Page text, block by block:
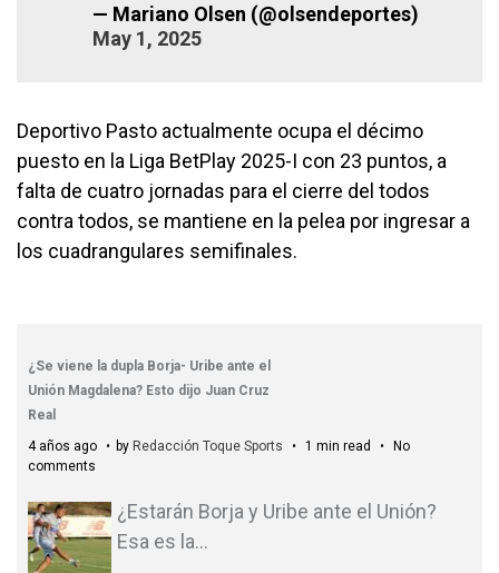
— Mariano Olsen (@olsendeportes)
May 1, 2025
Deportivo Pasto actualmente ocupa el décimo
puesto en la Liga BetPlay 2025-I con 23 puntos, a
falta de cuatro jornadas para el cierre del todos
contra todos, se mantiene en la pelea por ingresar a
los cuadrangulares semifinales.
¿Se viene la dupla Borja- Uribe ante el
Unión Magdalena? Esto dijo Juan Cruz
Real
4 años ago
by Redacción Toque Sports 1 min read
No
comments
¿Estarán Borja y Uribe ante el Unión?
Esa es la…